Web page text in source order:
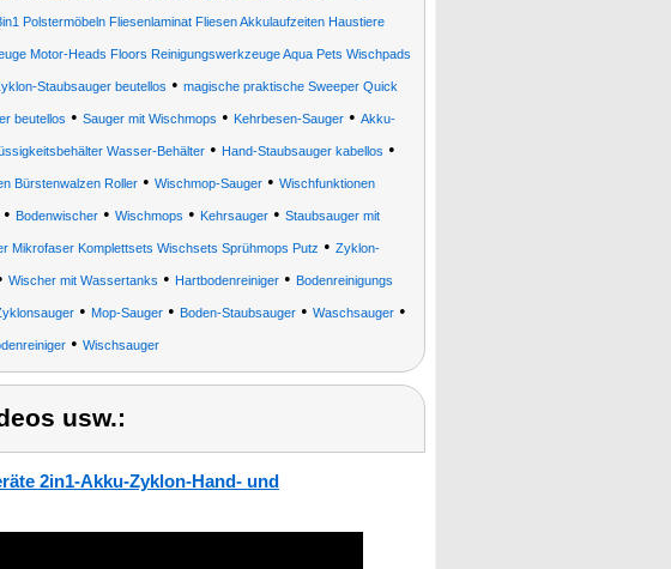
Polstermöbeln Fliesenlaminat Fliesen Akkulaufzeiten Haustiere
Motor-Heads Floors Reinigungswerkzeuge Aqua Pets Wischpads
Staubsauger beutellos • magische praktische Sweeper Quick
beutellos • Sauger mit Wischmops • Kehrbesen-Sauger • Akku-
Wasser-Behälter • Hand-Staubsauger kabellos •
Bürstenwalzen Roller• Wischmop-Sauger• Wischfunktionen
• Bodenwischer • Wischmops • Kehrsauger • Staubsauger mit
Mikrofaser Komplettsets Wischsets Sprühmops Putz • Zyklon-
Wischer mit Wassertanks • Hartbodenreiniger• Bodenreinigungs
• Mop-Sauger• Boden-Staubsauger• Waschsauger•
• Wischsauger
usw.:
2in1-Akku-Zyklon-Hand- und